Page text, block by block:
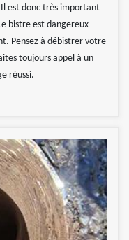
est donc très important
bistre est dangereux
Pensez à débistrer votre
toujours appel à un
réussi.